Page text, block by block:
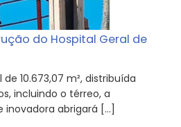
do Hospital Geral de
10.673,07 m², distribuída
incluindo o térreo, a
inovadora abrigará […]